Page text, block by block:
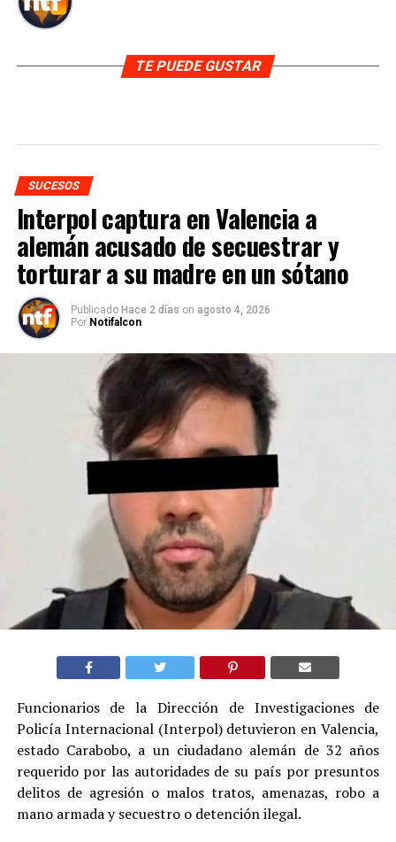
TE PUEDE GUSTAR
SUCESOS
Interpol captura en Valencia a
alemán acusado de secuestrar y
torturar a su madre en un sótano
Publicado Hace 2 días on agosto 4, 2026
Por Notifalcon
Funcionarios de la Dirección de Investigaciones de
Policía Internacional (Interpol) detuvieron en Valencia,
estado Carabobo, a un ciudadano alemán de 32 años
requerido por las autoridades de su país por presuntos
delitos de agresión o malos tratos, amenazas, robo a
mano armada y secuestro o detención ilegal.